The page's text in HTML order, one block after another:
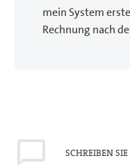
mein System
Rechnung nach
SCHREIBEN